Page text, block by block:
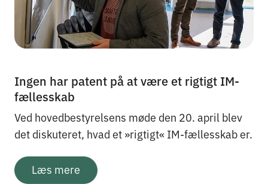
Ingen har patent på at være et rigtigt IM-
fællesskab
Ved hovedbestyrelsens møde den 20. april blev
det diskuteret, hvad et »rigtigt« IM-fællesskab er.
Læs mere